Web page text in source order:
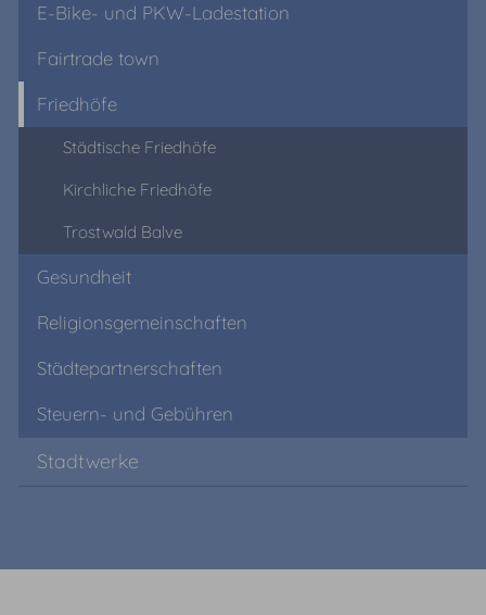
E-Bike- und PKW-Ladestation
Fairtrade town
Friedhöfe
Städtische Friedhöfe
Kirchliche Friedhöfe
Trostwald Balve
Gesundheit
Religionsgemeinschaften
Städtepartnerschaften
Steuern- und Gebühren
Stadtwerke